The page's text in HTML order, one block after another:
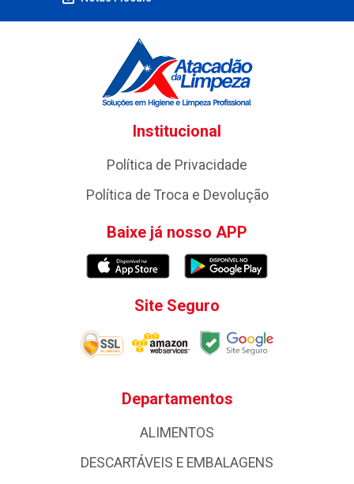
Institucional
Política de Privacidade
Política de Troca e Devolução
Baixe já nosso APP
Site Seguro
Departamentos
ALIMENTOS
DESCARTÁVEIS E EMBALAGENS